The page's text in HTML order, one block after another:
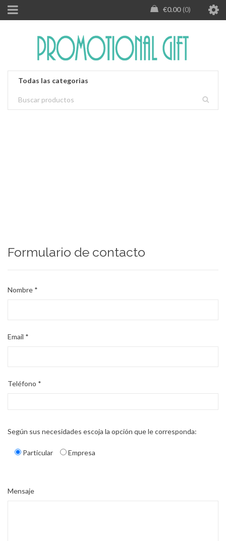
0.00
€ 0
Formulario de contacto
Nombre *
Email *
Teléfono *
Según sus necesidades escoja la opción que le corresponda:
Particular Empresa
Mensaje